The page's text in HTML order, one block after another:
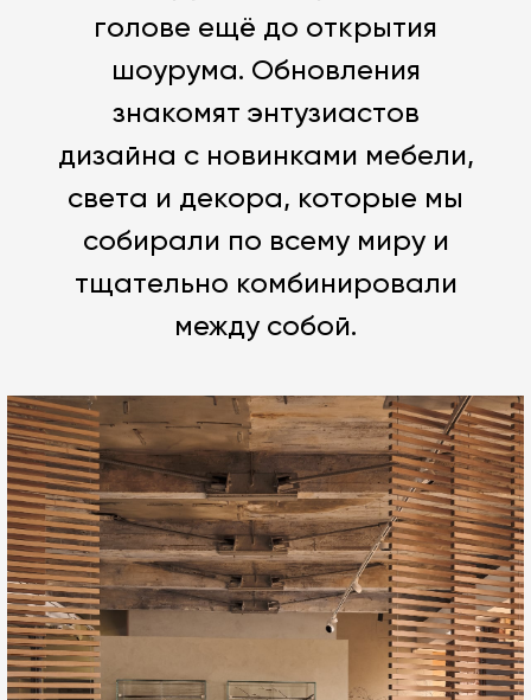
голове ещё до открытия
шоурума. Обновления
знакомят энтузиастов
дизайна с новинками мебели,
света и декора, которые мы
собирали по всему миру и
тщательно комбинировали
между собой.